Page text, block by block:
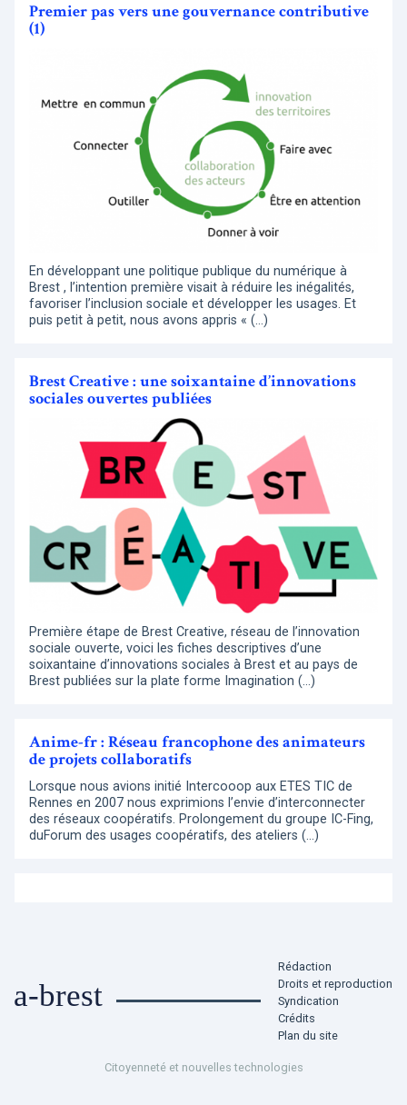
Premier pas vers une gouvernance contributive
(1)
En développant une politique publique du numérique à
Brest , l’intention première visait à réduire les inégalités,
favoriser l’inclusion sociale et développer les usages. Et
puis petit à petit, nous avons appris « (…)
Brest Creative : une soixantaine d’innovations
sociales ouvertes publiées
Première étape de Brest Creative, réseau de l’innovation
sociale ouverte, voici les fiches descriptives d’une
soixantaine d’innovations sociales à Brest et au pays de
Brest publiées sur la plate forme Imagination (…)
Anime-fr : Réseau francophone des animateurs
de projets collaboratifs
Lorsque nous avions initié Intercooop aux ETES TIC de
Rennes en 2007 nous exprimions l’envie d’interconnecter
des réseaux coopératifs. Prolongement du groupe IC-Fing,
duForum des usages coopératifs, des ateliers (…)
a-brest
Rédaction
Droits et reproduction
Syndication
Crédits
Plan du site
Citoyenneté et nouvelles technologies